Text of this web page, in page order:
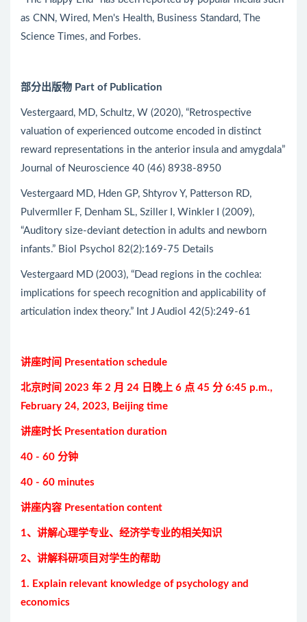
as CNN, Wired, Men's Health, Business Standard, The
Science Times, and Forbes.
部分出版物 Part of Publication
Vestergaard, MD, Schultz, W (2020), “Retrospective
valuation of experienced outcome encoded in distinct
reward representations in the anterior insula and amygdala”
Journal of Neuroscience 40 (46) 8938-8950
Vestergaard MD, Hden GP, Shtyrov Y, Patterson RD,
Pulvermller F, Denham SL, Sziller I, Winkler I (2009),
“Auditory size-deviant detection in adults and newborn
infants.” Biol Psychol 82(2):169-75 Details
Vestergaard MD (2003), “Dead regions in the cochlea:
implications for speech recognition and applicability of
articulation index theory.” Int J Audiol 42(5):249-61
讲座时间 Presentation schedule
北京时间 2023 年 2 月 24 日晚上 6 点 45 分 6:45 p.m.,
February 24, 2023, Beijing time
讲座时长 Presentation duration
40 - 60 分钟
40 - 60 minutes
讲座内容 Presentation content
1、讲解心理学专业、经济学专业的相关知识
2、讲解科研项目对学生的帮助
1. Explain relevant knowledge of psychology and
economics